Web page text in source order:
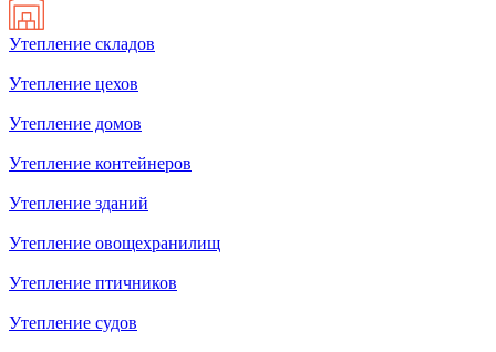
Утепление складов
Утепление цехов
Утепление домов
Утепление контейнеров
Утепление зданий
Утепление овощехранилищ
Утепление птичников
Утепление судов